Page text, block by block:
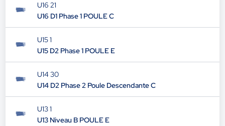
U16 21
U16 D1 Phase 1 POULE C
U15 1
U15 D2 Phase 1 POULE E
U14 30
U14 D2 Phase 2 Poule Descendante C
U13 1
U13 Niveau B POULE E